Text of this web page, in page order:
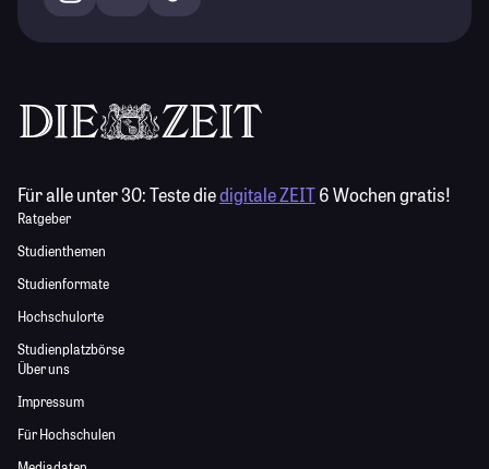
Für alle unter 30:Teste diedigitale ZEIT6 Wochen gratis!
Ratgeber
Studienthemen
Studienformate
Hochschulorte
Studienplatzbörse
Über uns
Impressum
Für Hochschulen